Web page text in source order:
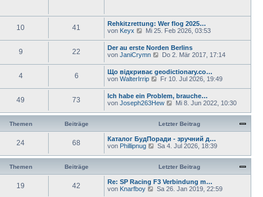
a
g
r
B
e
t
r
a
g
t
e
r
B
e
t
r
a
g
10 41
Rehkitzrettung: Wer flog 2025…
von Keyx
N
u
e
s
t
e
r
e
i
t
r
Mi 25. Feb 2026, 03:53
9 22
Der au erste Norden Berlins
von JaniCrymn
N
e
s
t
e
r
e
i
t
r
a
Do 2. Mär 2017, 17:14
4 6
Що відкриває geodictionary.co…
von WalterIrrip
N
u
e
s
t
e
r
e
i
t
a
g
Fr 10. Jul 2026, 19:49
49 73
Ich habe ein Problem, brauche…
von Joseph263Hew
N
u
e
s
t
e
B
e
i
t
r
Mi 8. Jun 2022, 10:30
Themen Beiträge Letzter Beitrag
24 68
Каталог БудПоради - зручний д…
von Phillipnug
N
u
s
t
e
Sa 4. Jul 2026, 18:39
Themen Beiträge Letzter Beitrag
19 42
Re: SP Racing F3 Verbindung m…
von Knarfboy
N
Sa 26. Jan 2019, 22:59